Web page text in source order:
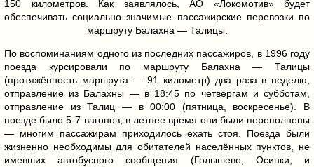
150 километров. Как заявлялось, АО «Локомотив» будет
обеспечивать социально значимые пассажирские перевозки по
маршруту Балахна — Талицы.
По воспоминаниям одного из последних пассажиров, в 1996 году
поезда курсировали по маршруту Балахна — Талицы
(протяжённость маршрута — 91 километр) два раза в неделю,
отправление из Балахны — в 18:45 по четвергам и субботам,
отправление из Талиц — в 00:00 (пятница, воскресенье). В
поезде было 5-7 вагонов, в летнее время они были переполнены
— многим пассажирам приходилось ехать стоя. Поезда были
жизненно необходимы для обитателей населённых пунктов, не
имевших автобусного сообщения (Голышево, Осинки, и